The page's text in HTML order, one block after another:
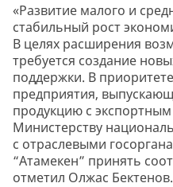
«Развитие малого и
стабильный рост
В целях расширения
требуется создание
поддержки. В
предприятия,
продукцию с
Министерству
с отраслевыми
“Атамекен” принять
отметил Олжас Бектенов.